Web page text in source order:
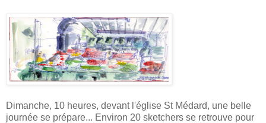
Dimanche, 10 heures, devant l'église St Médard, une belle
journée se prépare... Environ 20 sketchers se retrouve pour